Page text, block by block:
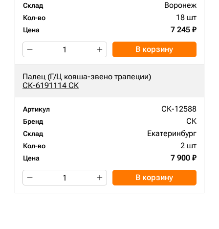
Склад Воронеж
Кол-во 18 шт
Цена 7 245 ₽
В корзину
Палец (Г/Ц ковша-звено трапеции)
СК-6191114 СК
Артикул СК-12588
Бренд СК
Склад Екатеринбург
Кол-во 2 шт
Цена 7 900 ₽
В корзину